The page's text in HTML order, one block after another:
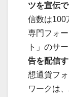
ツを宣伝
信数は100
専門フォ
ト」のサ
告を配信
想通貨フ
ワークは、